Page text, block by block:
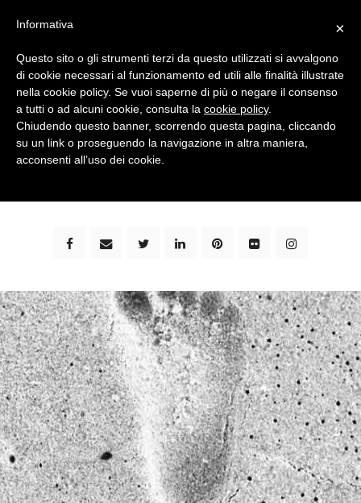
bimbi e viaggi - family travel blog: community #1 in
×
Informativa
Questo sito o gli strumenti terzi da questo utilizzati si avvalgono
di cookie necessari al funzionamento ed utili alle finalità illustrate
nella cookie policy. Se vuoi saperne di più o negare il consenso
a tutti o ad alcuni cookie, consulta la cookie policy.
Chiudendo questo banner, scorrendo questa pagina, cliccando
su un link o proseguendo la navigazione in altra maniera,
acconsenti all’uso dei cookie.